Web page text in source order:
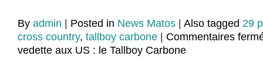
By admin Posted in News Matos Also tagged 29
cross country, tallboy carbone
Commentaires
vedette aux US : le Tallboy Carbone